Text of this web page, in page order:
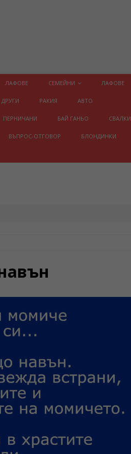
ЛАФОВЕ СЕМЕЙНИ ЛАФОВЕ
ДРУГИ РАКИЯ АВТО
ПЕРНИЧАНИ БАЙ ГАНЬО СВАЛКИ
ВЪПРОС-ОТГОВОР БЛОНДИНКИ